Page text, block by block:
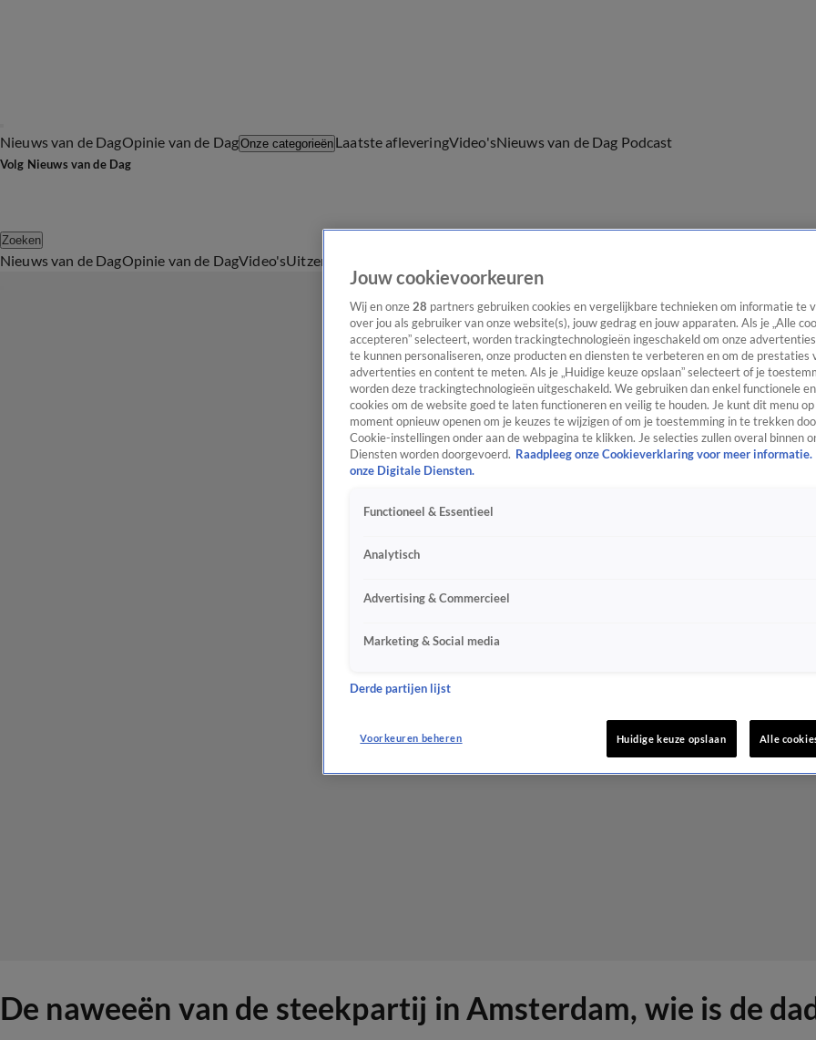
Nieuws van de DagOpinie van de DagOnze categorieën Laatste afleveringVideo'sNieuws van de Dag Podcast
Volg Nieuws van de Dag
Zoeken
Nieuws van de DagOpinie van de DagVideo'sUitzendingen
De naweeën van de steekpartij in Amsterdam, wie is de
Jouw cookievoorkeuren
Wij en onze 28 partners gebruiken cookies en vergelijkbare technieken om informatie te
over jou als gebruiker van onze website(s), jouw gedrag en jouw apparaten. Als je „Alle
accepteren” selecteert, worden trackingtechnologieën ingeschakeld om onze
te kunnen personaliseren, onze producten en diensten te verbeteren en om de prestaties
advertenties en content te meten. Als je „Huidige keuze opslaan” selecteert of je
worden deze trackingtechnologieën uitgeschakeld. We gebruiken dan enkel functionele
cookies om de website goed te laten functioneren en veilig te houden. Je kunt dit menu
moment opnieuw openen om je keuzes te wijzigen of om je toestemming in te trekken
Cookie-instellingen onder aan de webpagina te klikken. Je selecties zullen overal binnen
Diensten worden doorgevoerd. Raadpleeg onze Cookieverklaring voor meer informatie.
onze Digitale Diensten.
Functioneel & Essentieel
Analytisch
Advertising & Commercieel
Marketing & Social media
Derde partijen lijst
Voorkeuren beheren Huidige keuze opslaan Alle